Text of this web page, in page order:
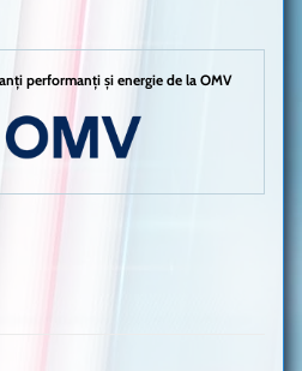
performanți și energie de la OMV